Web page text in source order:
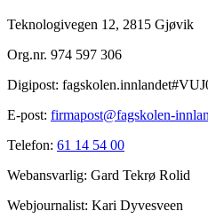
Teknologivegen 12, 2815 Gjøvik
Org.nr. 974 597 306
Digipost:
E-post: firmapost@fagskolen-
Telefon: 61 14 54 00
Webansvarlig: Gard Tekrø Rolid
Webjournalist: Kari Dyvesveen